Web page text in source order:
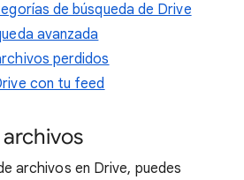
de búsqueda de Drive
avanzada
perdidos
con tu feed
archivos en Drive, puedes